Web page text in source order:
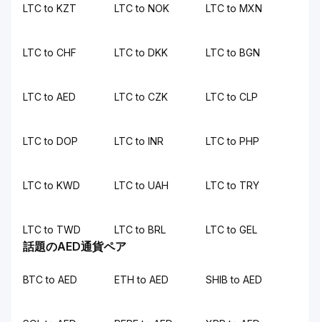
LTC to KZT LTC to NOK LTC to MXN
LTC to CHF LTC to DKK LTC to BGN
LTC to AED LTC to CZK LTC to CLP
LTC to DOP LTC to INR LTC to PHP
LTC to KWD LTC to UAH LTC to TRY
LTC to TWD LTC to BRL LTC to GEL
話題のAED通貨ペア
BTC to AED ETH to AED SHIB to AED